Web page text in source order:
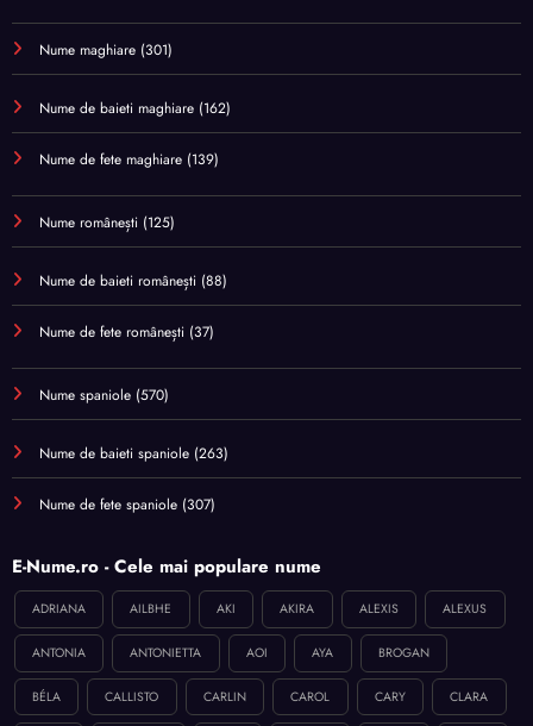
Nume maghiare (301)
Nume de baieti maghiare (162)
Nume de fete maghiare (139)
Nume românești (125)
Nume de baieti românești (88)
Nume de fete românești (37)
Nume spaniole (570)
Nume de baieti spaniole (263)
Nume de fete spaniole (307)
E-Nume.ro - Cele mai populare nume
ADRIANA AILBHE AKI AKIRA ALEXIS ALEXUS
ANTONIA ANTONIETTA AOI AYA BROGAN
BÉLA CALLISTO CARLIN CAROL CARY CLARA